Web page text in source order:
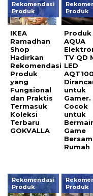
Rekomendasi
Produk
IKEA
Ramadhan
Shop
Hadirkan
Rekomendasi
Produk
yang
Fungsional
dan Praktis
Termasuk
Koleksi
Terbaru
GOKVALLA
Produk
Produk
AQUA
TV QD
LED
untuk
Gamer.
Cocok
untuk
Game
Rumah
Rekomendasi
Produk
Produk